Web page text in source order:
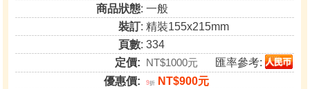
商品狀態: 一般
裝訂: 精裝155x215mm
頁數: 334
定價: NT$1000元
匯率參考:
優惠價:
9折
NT$900元